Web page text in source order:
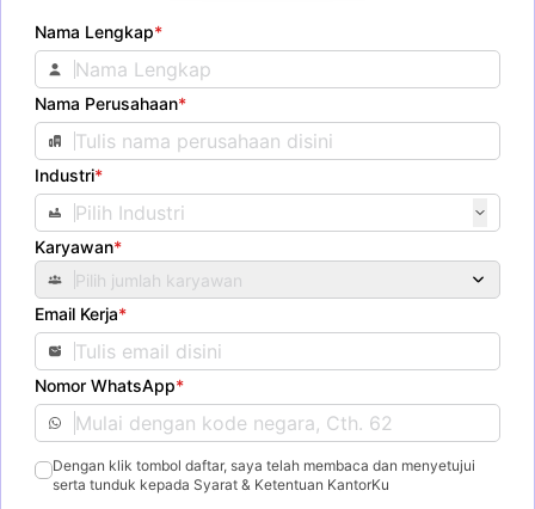
Nama Lengkap*
Nama Perusahaan*
Industri*
Karyawan*
Pilih jumlah karyawan
Email Kerja*
Nomor WhatsApp*
Dengan klik tombol daftar, saya telah membaca dan menyetujui
serta tunduk kepada Syarat & Ketentuan KantorKu